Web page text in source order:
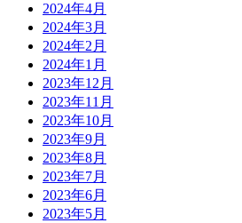
2024年4月
2024年3月
2024年2月
2024年1月
2023年12月
2023年11月
2023年10月
2023年9月
2023年8月
2023年7月
2023年6月
2023年5月